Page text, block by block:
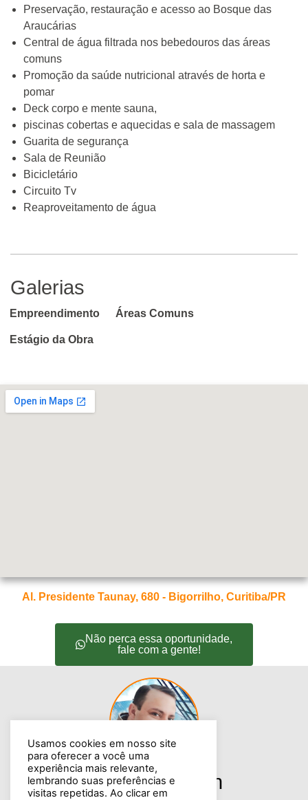
Preservação, restauração e acesso ao Bosque das
Araucárias
Central de água filtrada nos bebedouros das áreas
comuns
Promoção da saúde nutricional através de horta e
pomar
Deck corpo e mente sauna,
piscinas cobertas e aquecidas e sala de massagem
Guarita de segurança
Sala de Reunião
Bicicletário
Circuito Tv
Reaproveitamento de água
Galerias
Empreendimento Áreas Comuns
Estágio da Obra
Al. Presidente Taunay, 680 - Bigorrilho, Curitiba/PR
Não perca essa oportunidade,
fale com a gente!
BrokerCristian
Usamos cookies em nosso site
para oferecer a você uma
experiência mais relevante,
lembrando suas preferências e
visitas repetidas. Ao clicar em